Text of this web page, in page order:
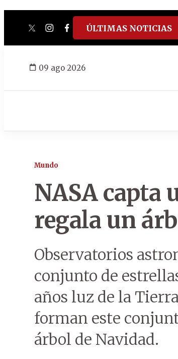
twitterinstagram
facebook
tiktokyoutube
spotify
ÚLTIMAS NOTICIAS
09 ago 2026
Mundo
NASA capta
regala un
Observatorios
conjunto de
años luz de la
forman este
árbol de Navidad.